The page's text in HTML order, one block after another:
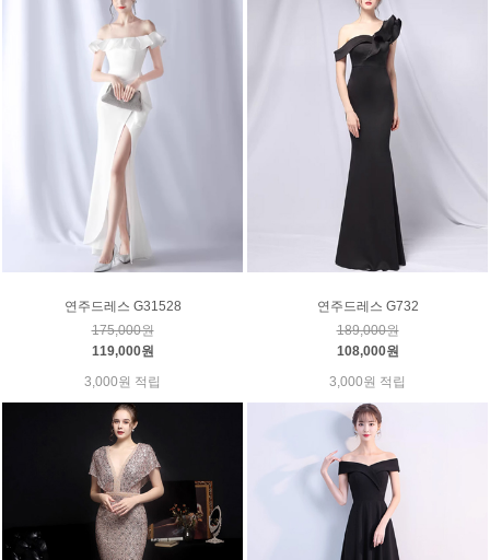
연주드레스 G31528
175,000원
119,000원
3,000원 적립
연주드레스 G732
189,000원
108,000원
3,000원 적립